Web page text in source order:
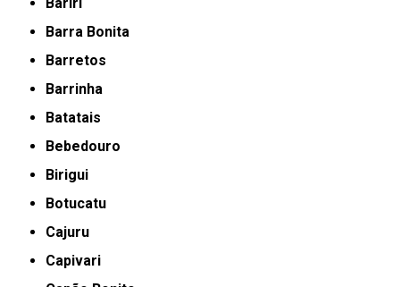
Barra Bonita
Barretos
Barrinha
Batatais
Bebedouro
Birigui
Botucatu
Cajuru
Capivari